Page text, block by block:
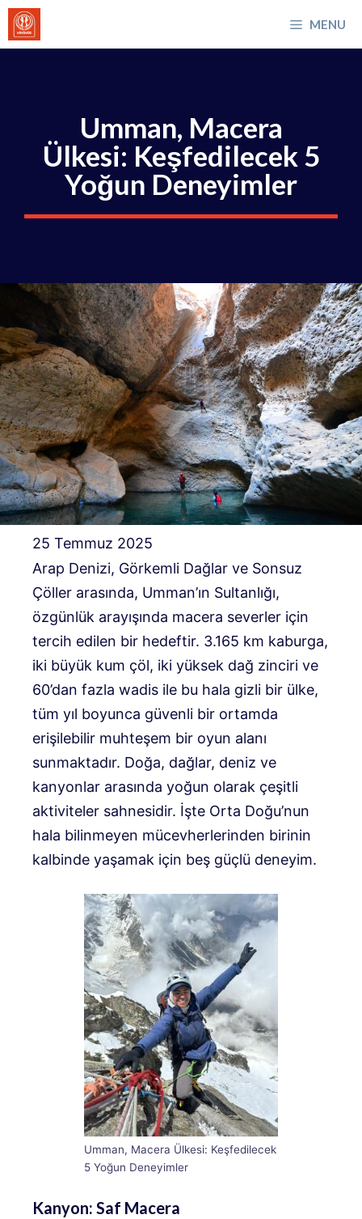
İçeriğe
atla
MENU
Umman, Macera
Ülkesi: Keşfedilecek 5
Yoğun Deneyimler
25 Temmuz 2025
Arap Denizi, Görkemli Dağlar ve Sonsuz
Çöller arasında, Umman’ın Sultanlığı,
özgünlük arayışında macera severler için
tercih edilen bir hedeftir. 3.165 km kaburga,
iki büyük kum çöl, iki yüksek dağ zinciri ve
60’dan fazla wadis ile bu hala gizli bir ülke,
tüm yıl boyunca güvenli bir ortamda
erişilebilir muhteşem bir oyun alanı
sunmaktadır. Doğa, dağlar, deniz ve
kanyonlar arasında yoğun olarak çeşitli
aktiviteler sahnesidir. İşte Orta Doğu’nun
hala bilinmeyen mücevherlerinden birinin
kalbinde yaşamak için beş güçlü deneyim.
Umman, Macera Ülkesi: Keşfedilecek
5 Yoğun Deneyimler
Kanyon: Saf Macera